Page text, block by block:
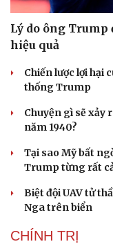
Lý do ông
hiệu quả
Chiến lược lợi hại
thống Trump
Chuyện gì sẽ xảy
năm 1940?
Tại sao Mỹ bất
Trump từng rất
Biệt đội UAV tử
Nga trên biển
CHÍNH TRỊ